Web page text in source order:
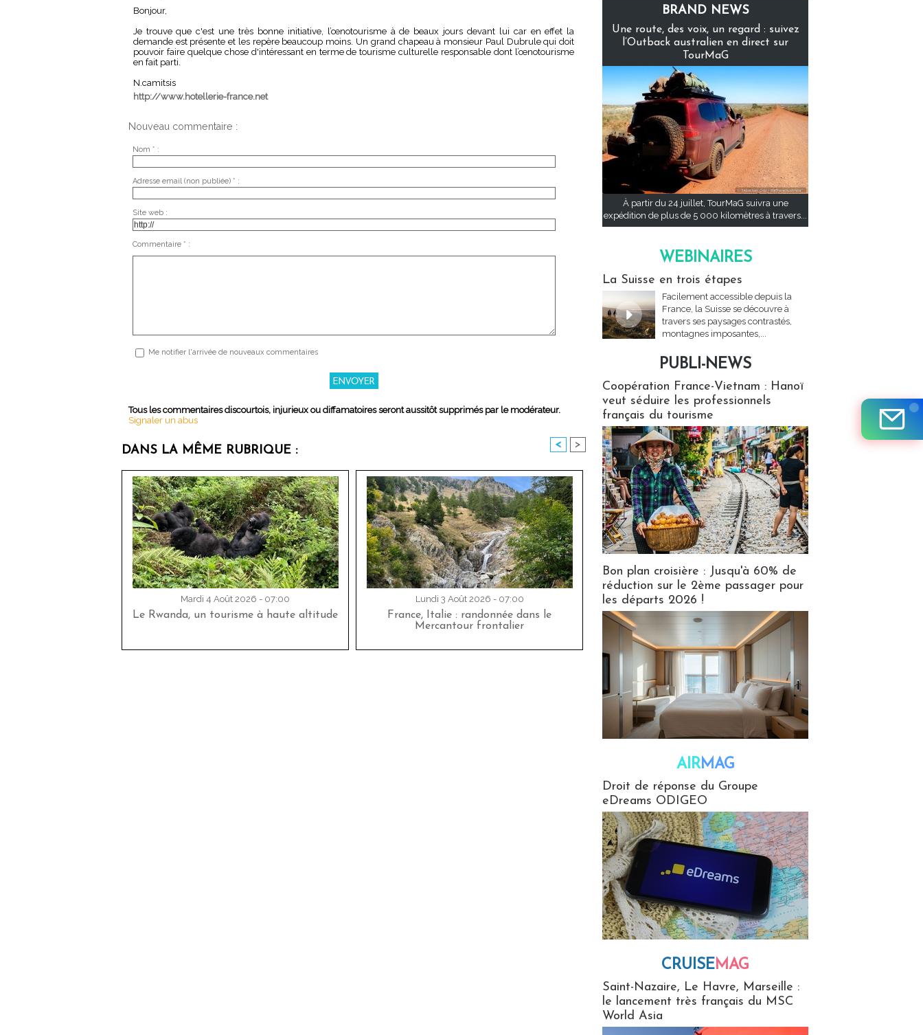
Bonjour,
Je trouve que c'est une très bonne initiative, l’œnotourisme à de beaux jours devant lui car en effet la
demande est présente et les repère beaucoup moins. Un grand chapeau à monsieur Paul Dubrule qui doit
pouvoir faire quelque chose d'intéressant en terme de tourisme culturelle responsable dont l’œnotourisme
en fait parti.
N.camitsis
http://www.hotellerie-france.net
Nouveau commentaire :
Nom * :
Adresse email (non publiée) * :
Site web :
Commentaire * :
Me notifier l'arrivée de nouveaux commentaires
Tous les commentaires discourtois, injurieux ou diffamatoires seront aussitôt supprimés par le modérateur.
Signaler un abus
DANS LA MÊME RUBRIQUE : < >
Mardi 4 Août 2026 - 07:00
Le Rwanda, un tourisme à haute altitude
Lundi 3 Août 2026 - 07:00
France, Italie : randonnée dans le
Mercantour frontalier
BRAND NEWS
Une route, des voix, un regard : suivez
l’Outback australien en direct sur
TourMaG
À partir du 24 juillet, TourMaG suivra une
expédition de plus de 5 000 kilomètres à travers...
WEBINAIRES
La Suisse en trois étapes
Facilement accessible depuis la
France, la Suisse se découvre à
travers ses paysages contrastés,
montagnes imposantes,...
PUBLI-NEWS
Coopération France-Vietnam : Hanoï
veut séduire les professionnels
français du tourisme
Bon plan croisière : Jusqu'à 60% de
réduction sur le 2ème passager pour
les départs 2026 !
AIRMAG
Droit de réponse du Groupe
eDreams ODIGEO
CRUISEMAG
Saint-Nazaire, Le Havre, Marseille :
le lancement très français du MSC
World Asia